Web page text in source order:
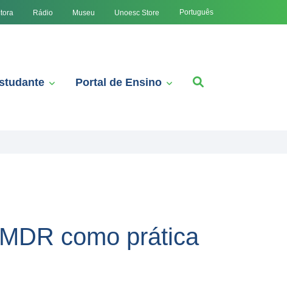
Rádio Museu Unoesc Store Português
Portal de Ensino
como prática